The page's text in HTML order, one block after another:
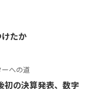
たか
への道
初の決算発表、数字